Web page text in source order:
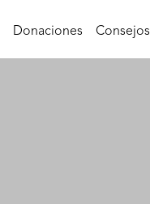
Donaciones Consejos